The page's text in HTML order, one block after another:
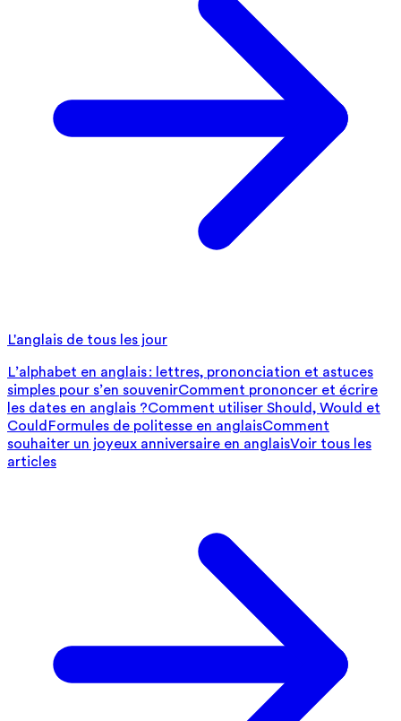
L'anglais de tous les jour
L’alphabet en anglais : lettres, prononciation et astuces
simples pour s’en souvenirComment prononcer et écrire
les dates en anglais ?Comment utiliser Should, Would et
Could Formules de politesse en anglaisComment
souhaiter un joyeux anniversaire en anglaisVoir tous les
articles